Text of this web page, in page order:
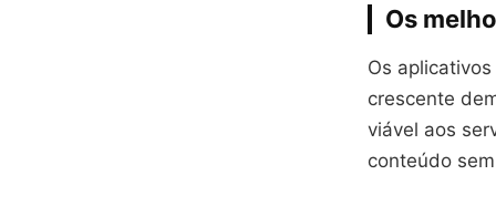
Os
Os
crescente
viável aos
conteúdo